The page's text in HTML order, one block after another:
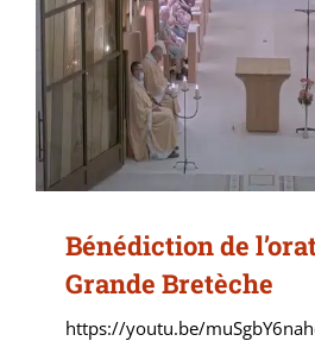
Bénédiction de
Grande Bretèche
https://youtu.be/